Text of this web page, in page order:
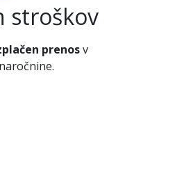
stroškov
prenosv